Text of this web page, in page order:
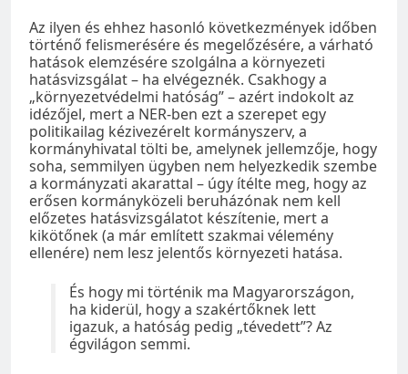
Az ilyen és ehhez hasonló következmények időben
történő felismerésére és megelőzésére, a várható
hatások elemzésére szolgálna a környezeti
hatásvizsgálat – ha elvégeznék. Csakhogy a
„környezetvédelmi hatóság” – azért indokolt az
idézőjel, mert a NER-ben ezt a szerepet egy
politikailag kézivezérelt kormányszerv, a
kormányhivatal tölti be, amelynek jellemzője, hogy
soha, semmilyen ügyben nem helyezkedik szembe
a kormányzati akarattal – úgy ítélte meg, hogy az
erősen kormányközeli beruházónak nem kell
előzetes hatásvizsgálatot készítenie, mert a
kikötőnek (a már említett szakmai vélemény
ellenére) nem lesz jelentős környezeti hatása.
És hogy mi történik ma Magyarországon,
ha kiderül, hogy a szakértőknek lett
igazuk, a hatóság pedig „tévedett”? Az
égvilágon semmi.